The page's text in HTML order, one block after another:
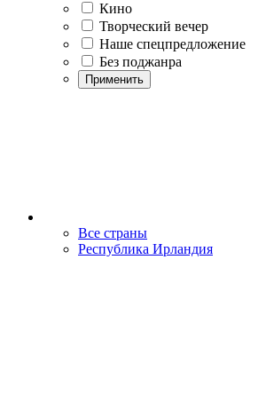
Кино
Творческий вечер
Наше спецпредложение
Без поджанра
Применить
Все страны
Республика Ирландия